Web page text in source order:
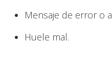
Mensaje de error o
Huele mal.